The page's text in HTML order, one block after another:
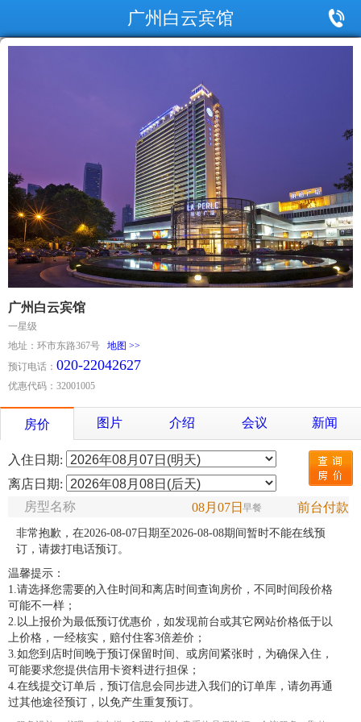
广州白云宾馆
广州白云宾馆
一星级
地址：环市东路367号 地图 >>
预订电话： 020-22042627
优惠代码：32001005
房价 图片 介绍 会议 新闻
入住日期:
离店日期:
08月07日早餐 前台付款
房型名称
非常抱歉，在2026-08-07日期至2026-08-08期间暂时不能在线预
订，请拨打电话预订。
温馨提示：
1.请选择您需要的入住时间和离店时间查询房价，不同时间段价格
可能不一样；
2.以上报价为最低预订优惠价，如发现前台或其它网站价格低于以
上价格，一经核实，赔付住客3倍差价；
3.如您到店时间晚于预订保留时间、或房间紧张时，为确保入住，
可能要求您提供信用卡资料进行担保；
4.在线提交订单后，预订信息会同步进入我们的订单库，请勿再通
过其他途径预订，以免产生重复预订。